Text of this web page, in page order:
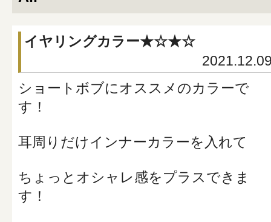
イヤリングカラー★☆★☆
ショートボブにオススメのカラーで
す！
耳周りだけインナーカラーを入れて
ちょっとオシャレ感をプラスできま
す！